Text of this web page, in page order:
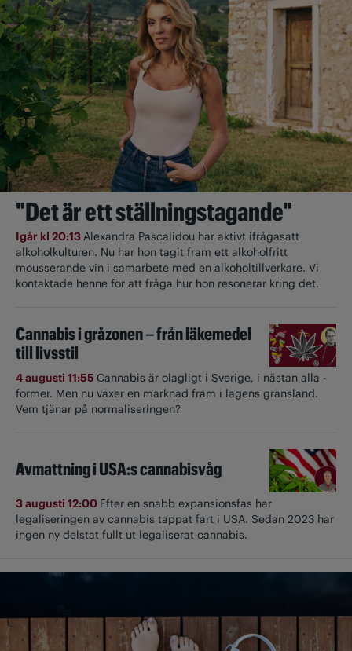
"Det är ett ställningstagande"
Igår kl 20:13Alexandra Pascalidou har aktivt ifrågasatt
alkoholkulturen. Nu har hon tagit fram ett alkoholfritt
mousserande vin i samarbete med en alkoholtillverkare. Vi
kontaktade henne för att fråga hur hon resonerar kring det.
Cannabis i gråzonen – från läkemedel
till livsstil
4 augusti 11:55 Cannabis är olagligt i ­Sverige, i nästan alla ­
former. Men nu växer en marknad fram i lagens gränsland.
Vem tjänar på normaliseringen?
Avmattning i USA:s cannabisvåg
3 augusti 12:00 Efter en snabb expansionsfas har
legaliseringen av cannabis tappat fart i USA. Sedan 2023 har
ingen ny delstat fullt ut ­legaliserat cannabis.